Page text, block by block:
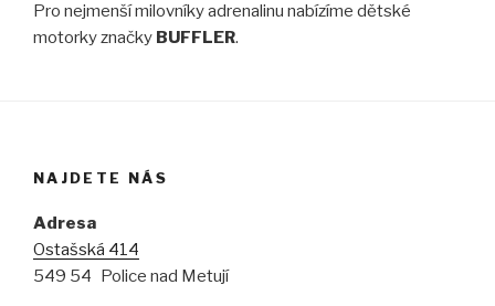
Pro nejmenší milovníky adrenalinu nabízíme dětské
motorky značky BUFFLER.
NAJDETE NÁS
Adresa
Ostašská 414
549 54 Police nad Metují